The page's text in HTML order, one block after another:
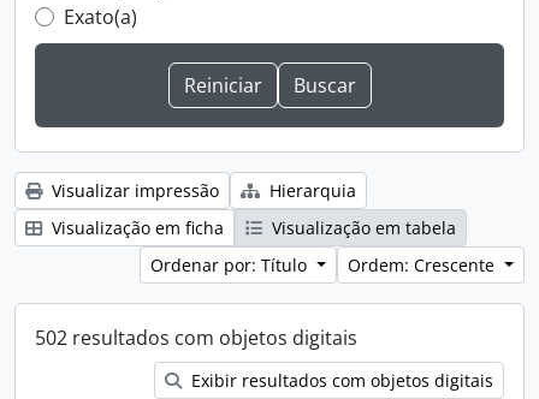
Exato(a)
Visualizar impressão
Hierarquia
Visualização em ficha
Visualização em tabela
Ordenar por: Título
Ordem: Crescente
502 resultados com objetos digitais
Exibir resultados com objetos digitais